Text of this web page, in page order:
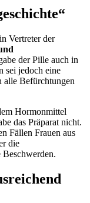
Vertreter der
der Pille auch in
sei jedoch eine
alle Befürchtungen
Hormonmittel
das Präparat nicht.
Fällen Frauen aus
die
Beschwerden.